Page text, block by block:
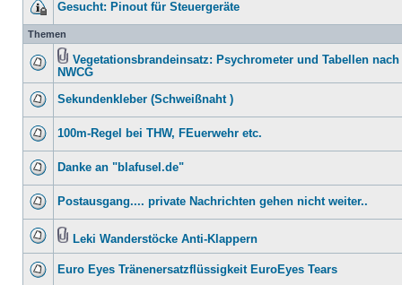
Gesucht: Pinout für Steuergeräte
Themen
Vegetationsbrandeinsatz: Psychrometer und Tabellen nach
NWCG
Sekundenkleber (Schweißnaht )
100m-Regel bei THW, FEuerwehr etc.
Danke an "blafusel.de"
Postausgang.... private Nachrichten gehen nicht weiter..
Leki Wanderstöcke Anti-Klappern
Euro Eyes Tränenersatzflüssigkeit EuroEyes Tears